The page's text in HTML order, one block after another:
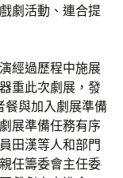
劇活動、連合提
經過歷程中施展
重此次劇展，發
餐與加入劇展準備
展準備任務有序
田漢等人和部門
任籌委會主任委